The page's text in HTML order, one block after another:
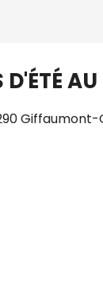
D'ÉTÉ